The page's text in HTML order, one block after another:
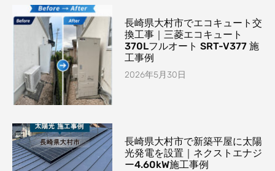
長崎県大村市でエコキュート交
換工事｜三菱エコキュート
370Lフルオート SRT-V377 施
工事例
2026年5月30日
長崎県大村市で新築平屋に太陽
光発電を設置｜ネクストエナジ
ー4.60kW施工事例